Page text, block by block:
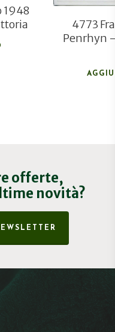
1948
4773
Penrhyn
offerte,
novità?